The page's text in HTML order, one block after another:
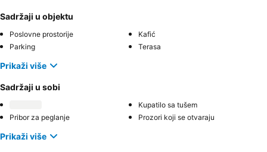
Sadržaji u objektu
Poslovne prostorije
Kafić
Parking
Terasa
Prikaži više
Sadržaji u sobi
Kupatilo sa tušem
Pribor za peglanje
Prozori koji se otvaraju
Prikaži više